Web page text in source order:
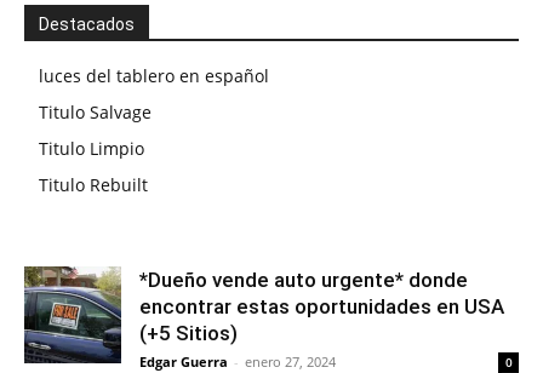
Destacados
luces del tablero en español
Titulo Salvage
Titulo Limpio
Titulo Rebuilt
*Dueño vende auto urgente* donde
encontrar estas oportunidades en USA
(+5 Sitios)
Edgar Guerra - enero 27, 2024 0